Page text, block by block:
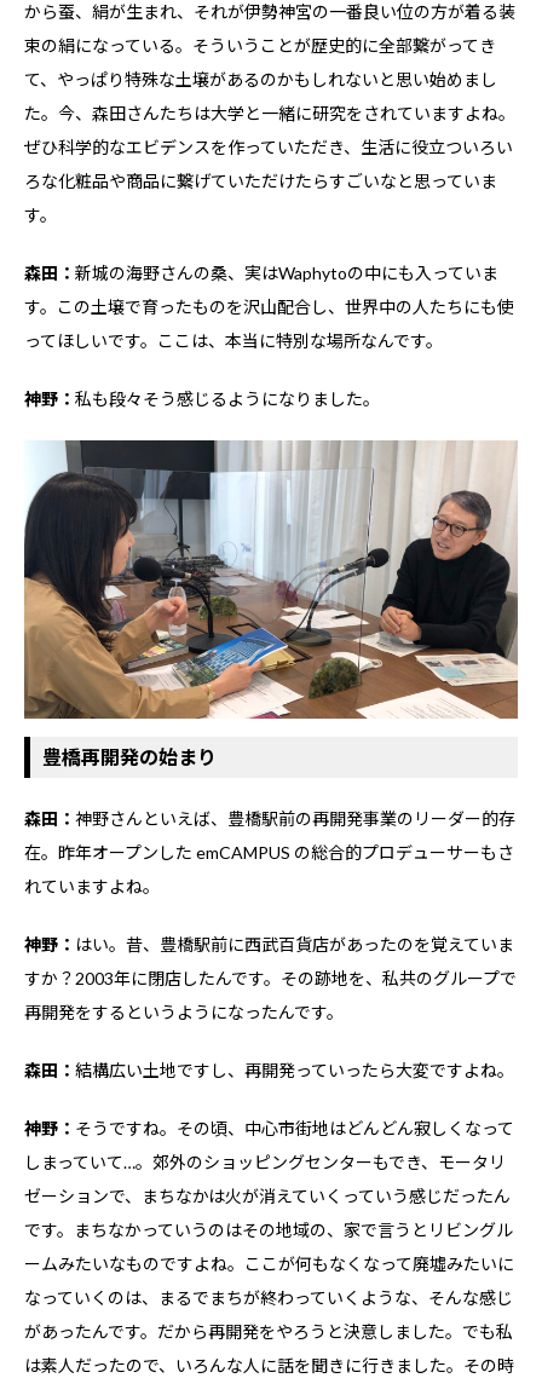
から蚕、絹が生まれ、それが伊勢神宮の一番良い位の方が着る装
束の絹になっている。そういうことが歴史的に全部繋がってき
て、やっぱり特殊な土壌があるのかもしれないと思い始めまし
た。今、森田さんたちは大学と一緒に研究をされていますよね。
ぜひ科学的なエビデンスを作っていただき、生活に役立ついろい
ろな化粧品や商品に繋げていただけたらすごいなと思っていま
す。
森田： 新城の海野さんの桑、実はWaphytoの中にも入っていま
す。この土壌で育ったものを沢山配合し、世界中の人たちにも使
ってほしいです。ここは、本当に特別な場所なんです。
神野： 私も段々そう感じるようになりました。
豊橋再開発の始まり
森田： 神野さんといえば、豊橋駅前の再開発事業のリーダー的存
在。昨年オープンした emCAMPUS の総合的プロデューサーもさ
れていますよね。
神野： はい。昔、豊橋駅前に西武百貨店があったのを覚えていま
すか？2003年に閉店したんです。その跡地を、私共のグループで
再開発をするというようになったんです。
森田： 結構広い土地ですし、再開発っていったら大変ですよね。
神野： そうですね。その頃、中心市街地はどんどん寂しくなって
しまっていて…。郊外のショッピングセンターもでき、モータリ
ゼーションで、まちなかは火が消えていくっていう感じだったん
です。まちなかっていうのはその地域の、家で言うとリビングル
ームみたいなものですよね。ここが何もなくなって廃墟みたいに
なっていくのは、まるでまちが終わっていくような、そんな感じ
があったんです。だから再開発をやろうと決意しました。でも私
は素人だったので、いろんな人に話を聞きに行きました。その時